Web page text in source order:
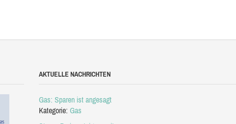
AKTUELLE NACHRICHTEN
Gas: Sparen ist angesagt
Kategorie: Gas